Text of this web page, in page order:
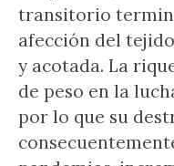
transitorio
afección del
y acotada. La
de peso en la
por lo que su